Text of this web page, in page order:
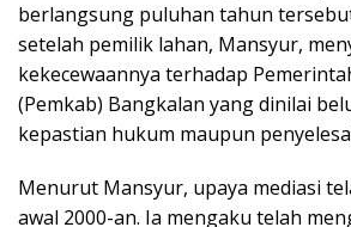
berlangsung puluhan tahun
setelah pemilik lahan, Mansyur,
kekecewaannya terhadap
(Pemkab) Bangkalan yang dinilai
kepastian hukum maupun
Menurut Mansyur, upaya mediasi
awal 2000-an. Ia mengaku telah